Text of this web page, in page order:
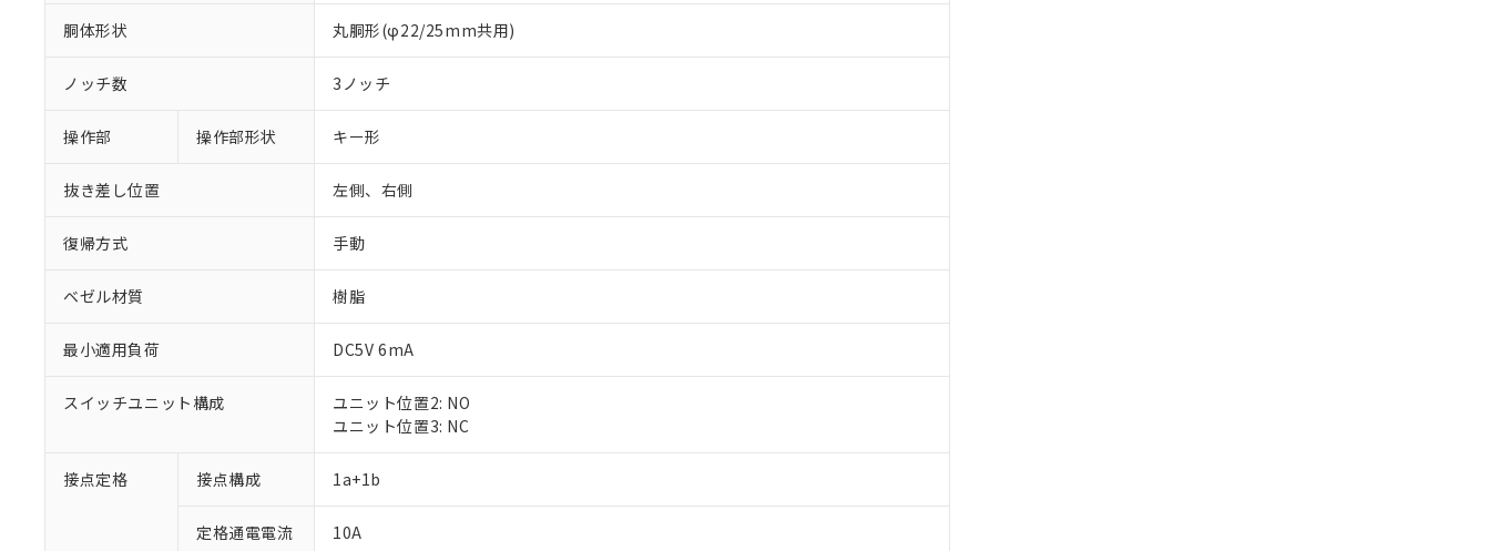
胴体形状 丸胴形(φ22/25mm共用)
ノッチ数 3ノッチ
操作部 操作部形状 キー形
抜き差し位置 左側、右側
復帰方式 手動
ベゼル材質 樹脂
最小適用負荷 DC5V 6mA
スイッチユニット構成
ユニット位置2: NO
ユニット位置3: NC
接点定格 接点構成 1a+1b
定格通電電流 10A